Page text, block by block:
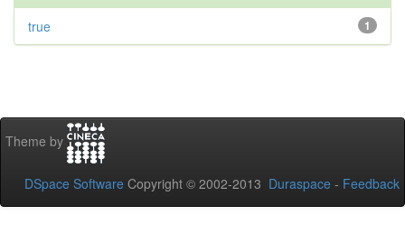
1
true
Theme by
DSpace Software Copyright © 2002-2013 Duraspace - Feedback